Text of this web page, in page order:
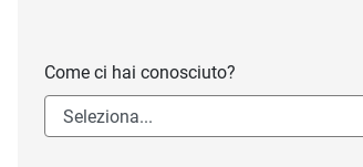
Come ci hai conosciuto?